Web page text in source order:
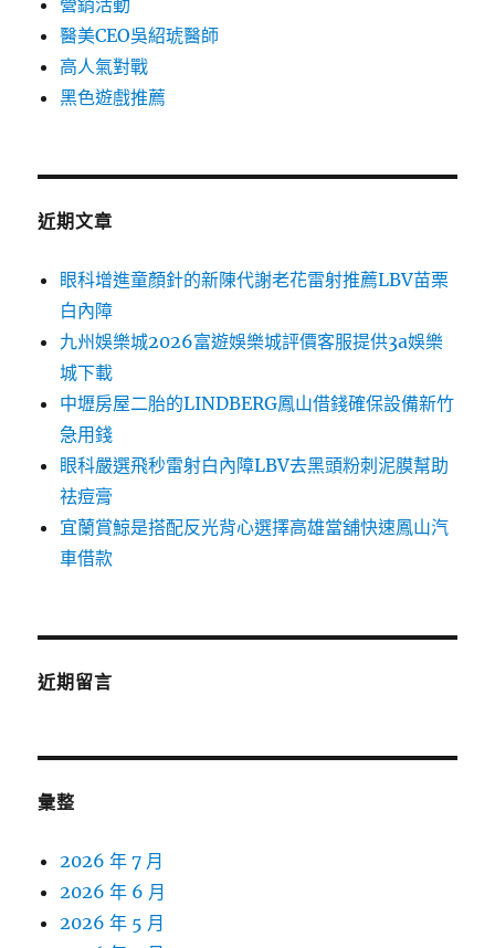
營銷活動
醫美CEO吳紹琥醫師
高人氣對戰
黑色遊戲推薦
近期文章
眼科增進童顏針的新陳代謝老花雷射推薦LBV苗栗
白內障
九州娛樂城2026富遊娛樂城評價客服提供3a娛樂
城下載
中壢房屋二胎的LINDBERG鳳山借錢確保設備新竹
急用錢
眼科嚴選飛秒雷射白內障LBV去黑頭粉刺泥膜幫助
祛痘膏
宜蘭賞鯨是搭配反光背心選擇高雄當舖快速鳳山汽
車借款
近期留言
彙整
2026 年 7 月
2026 年 6 月
2026 年 5 月